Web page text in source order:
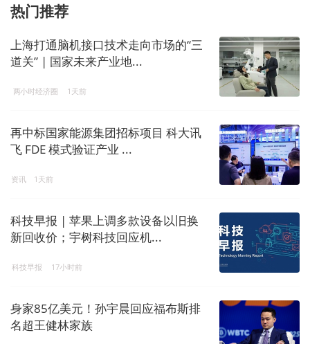
热门推荐
上海打通脑机接口技术走向市场的“三
道关” | 国家未来产业地...
两小时经济圈 1天前
再中标国家能源集团招标项目 科大讯
飞 FDE 模式验证产业 ...
资讯 1天前
科技早报 | 苹果上调多款设备以旧换
新回收价；宇树科技回应机...
科技早报 17小时前
身家85亿美元！孙宇晨回应福布斯排
名超王健林家族